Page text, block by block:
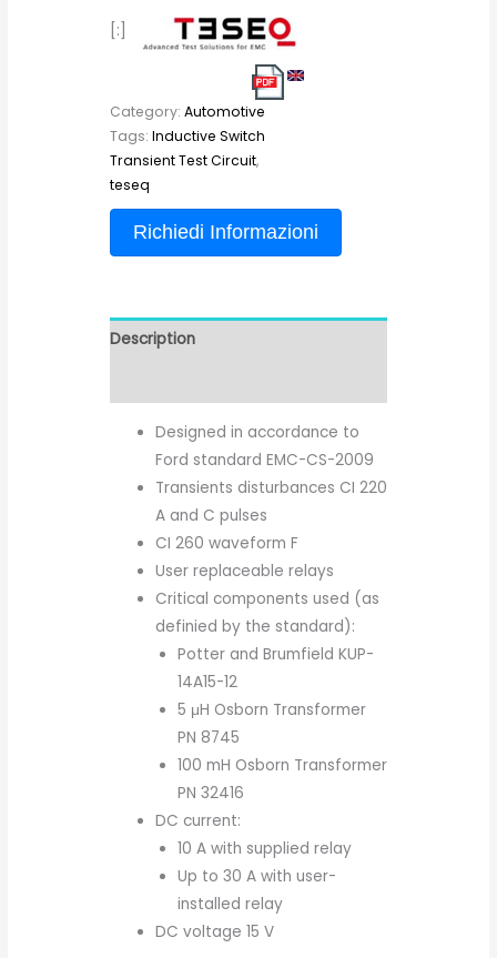
[:]
Category: Automotive
Tags: Inductive Switch
Transient Test Circuit,
teseq
Richiedi Informazioni
Description
Designed in accordance to
Ford standard EMC-CS-2009
Transients disturbances CI 220
A and C pulses
CI 260 waveform F
User replaceable relays
Critical components used (as
definied by the standard):
Potter and Brumfield KUP-
14A15-12
5 μH Osborn Transformer
PN 8745
100 mH Osborn Transformer
PN 32416
DC current:
10 A with supplied relay
Up to 30 A with user-
installed relay
DC voltage 15 V